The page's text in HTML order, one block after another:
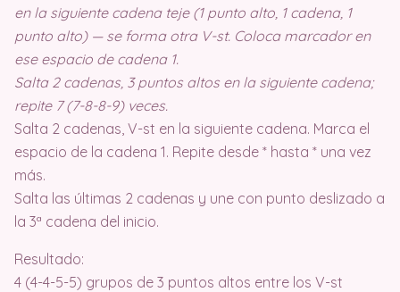
en la siguiente cadena teje (1 punto alto, 1 cadena, 1
punto alto) — se forma otra V-st. Coloca marcador en
ese espacio de cadena 1.
Salta 2 cadenas, 3 puntos altos en la siguiente cadena;
repite 7 (7-8-8-9) veces.
Salta 2 cadenas, V-st en la siguiente cadena. Marca el
espacio de la cadena 1. Repite desde * hasta * una vez
más.
Salta las últimas 2 cadenas y une con punto deslizado a
la 3ª cadena del inicio.
Resultado:
4 (4-4-5-5) grupos de 3 puntos altos entre los V-st